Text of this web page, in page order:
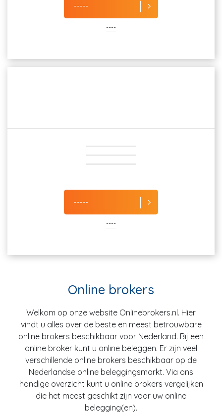
-----
----
-----
----
Online brokers
Welkom op onze website Onlinebrokers.nl. Hier
vindt u alles over de beste en meest betrouwbare
online brokers beschikbaar voor Nederland. Bij een
online broker kunt u online beleggen. Er zijn veel
verschillende online brokers beschikbaar op de
Nederlandse online beleggingsmarkt. Via ons
handige overzicht kunt u online brokers vergelijken
die het meest geschikt zijn voor uw online
belegging(en).